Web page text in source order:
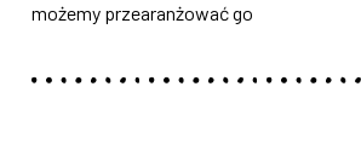
możemy przearanżować go